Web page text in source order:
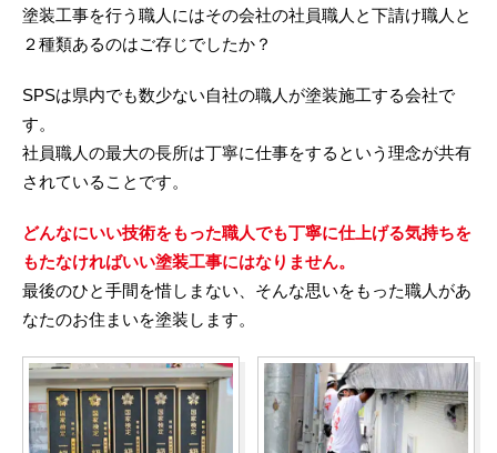
塗装工事を行う職人にはその会社の社員職人と下請け職人と
２種類あるのはご存じでしたか？
SPSは県内でも数少ない自社の職人が塗装施工する会社で
す。
社員職人の最大の長所は丁寧に仕事をするという理念が共有
されていることです。
どんなにいい技術をもった職人でも丁寧に仕上げる気持ちを
もたなければいい塗装工事にはなりません。
最後のひと手間を惜しまない、そんな思いをもった職人があ
なたのお住まいを塗装します。